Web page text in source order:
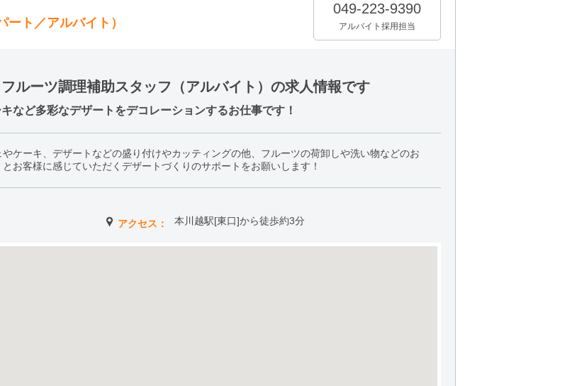
ト／アルバイト）
049-223-9390
アルバイト採用担当
ルーツ調理補助スタッフ（アルバイト）の求人情報です
など多彩なデザートをデコレーションするお仕事です！
ケーキ、デザートなどの盛り付けやカッティングの他、フルーツの荷卸しや洗い物などのお
お客様に感じていただくデザートづくりのサポートをお願いします！
アクセス： 本川越駅[東口]から徒歩約3分